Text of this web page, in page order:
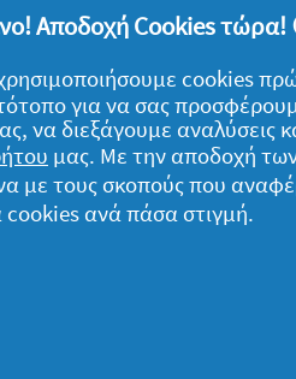
περιγράψαμε
και επιφωνήματα
Αποδοχή Cookies τώρα!
cookies
για να σας
να διεξάγουμε αναλύσεις
μας. Με την αποδοχή
με τους σκοπούς που
cookies ανά πάσα στιγμή.